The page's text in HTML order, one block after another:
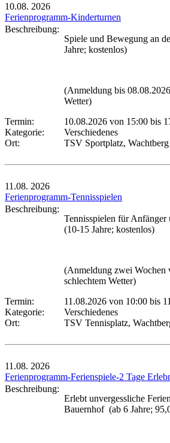
10.08. 2026
Ferienprogramm-Kinderturnen
Beschreibung:
Spiele und Bewegung an
Jahre; kostenlos)
(Anmeldung bis
Wetter)
Termin:
10.08.2026 von 15:00 bis
Kategorie:
Verschiedenes
Ort:
TSV Sportplatz, Wachtberg
11.08. 2026
Ferienprogramm-Tennisspielen
Beschreibung:
Tennisspielen für Anfänger
(10-15 Jahre; kostenlos)
(Anmeldung zwei Wochen
schlechtem Wetter)
Termin:
11.08.2026 von 10:00 bis
Kategorie:
Verschiedenes
Ort:
TSV Tennisplatz,
11.08. 2026
Ferienprogramm-Ferienspiele-2 Tage
Beschreibung:
Erlebt unvergessliche
Bauernhof (ab 6 Jahre;